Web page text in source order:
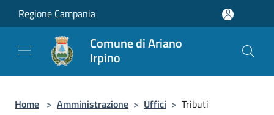
Salta al contenuto principale
Regione Campania
Comune di Ariano
Irpino
Home > Amministrazione > Uffici > Tributi